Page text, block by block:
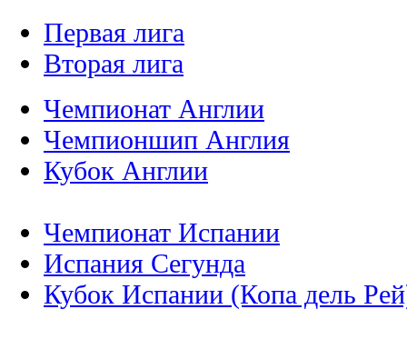
Первая лига
Вторая лига
Чемпионат Англии
Чемпионшип Англия
Кубок Англии
Чемпионат Испании
Испания Сегунда
Кубок Испании (Копа дель